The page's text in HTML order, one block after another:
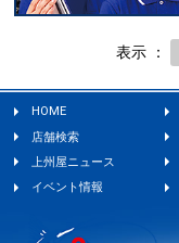
表示 ：
HOME
店舗検索
上州屋ニュース
イベント情報